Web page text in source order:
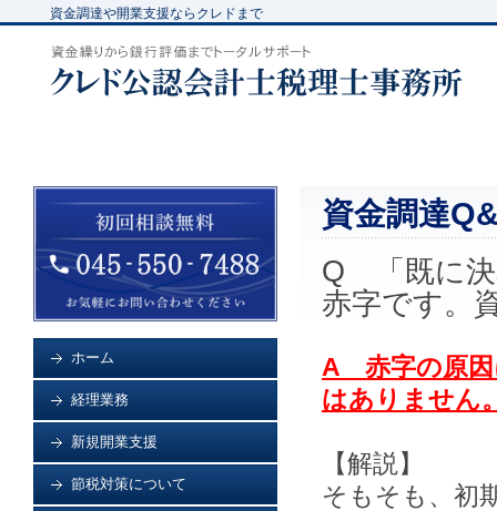
資金調達や開業支援ならクレドまで
資金調達
Q 「既に決
赤字です。
A 赤字の原因
はありません
【解説】
そもそも、初
ホーム
経理業務
新規開業支援
節税対策について